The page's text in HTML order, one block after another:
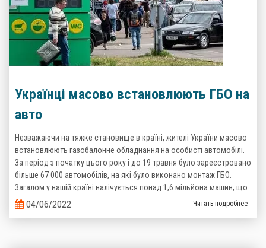
Українці масово встановлюють ГБО на
авто
Незважаючи на тяжке становище в країні, жителі України масово
встановлюють газобалонне обладнання на особисті автомобілі.
За період з початку цього року і до 19 травня було зареєстровано
більше 67 000 автомобілів, на які було виконано монтаж ГБО.
Загалом у нашій країні налічується понад 1,6 мільйона машин, що
пересуваються на зрідженому газі. Такі дані надані Головним
сервісним центром Міністерства Внутрішніх справ України.
04/06/2022 Читать подробнее